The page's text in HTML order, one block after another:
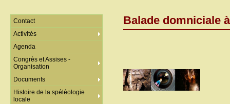
Balade domniciale
Contact
Activités
Agenda
Congrès et Assises -
Organisation
Documents
Histoire de la spéléologie
locale